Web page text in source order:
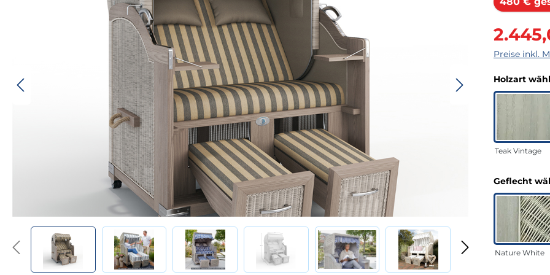
Preise inkl.
Holzart
Teak Vintage
Geflecht
Nature White